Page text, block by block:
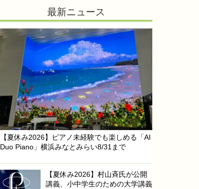
最新ニュース
【夏休み2026】ピアノ未経験でも楽しめる「AI
Duo Piano」横浜みなとみらい8/31まで
【夏休み2026】村山斉氏が公開
講義、小中学生のための大学講義